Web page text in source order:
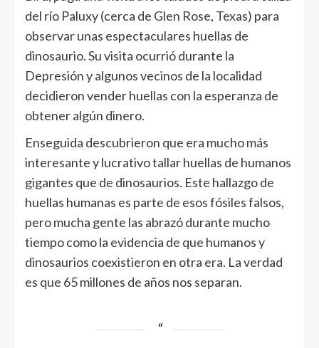
del río Paluxy (cerca de Glen Rose, Texas) para
observar unas espectaculares huellas de
dinosaurio. Su visita ocurrió durante la
Depresión y algunos vecinos de la localidad
decidieron vender huellas con la esperanza de
obtener algún dinero.
Enseguida descubrieron que era mucho más
interesante y lucrativo tallar huellas de humanos
gigantes que de dinosaurios. Este hallazgo de
huellas humanas es parte de esos fósiles falsos,
pero mucha gente las abrazó durante mucho
tiempo como la evidencia de que humanos y
dinosaurios coexistieron en otra era. La verdad
es que 65 millones de años nos separan.